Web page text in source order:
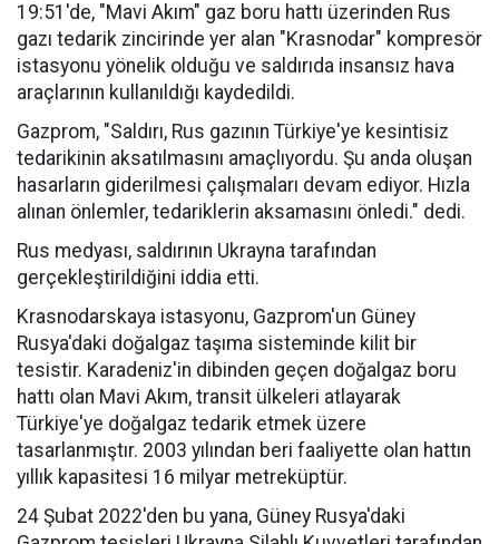
19:51'de, "Mavi Akım" gaz boru hattı üzerinden Rus
gazı tedarik zincirinde yer alan "Krasnodar" kompresör
istasyonu yönelik olduğu ve saldırıda insansız hava
araçlarının kullanıldığı kaydedildi.
Gazprom, "Saldırı, Rus gazının Türkiye'ye kesintisiz
tedarikinin aksatılmasını amaçlıyordu. Şu anda oluşan
hasarların giderilmesi çalışmaları devam ediyor. Hızla
alınan önlemler, tedariklerin aksamasını önledi." dedi.
Rus medyası, saldırının Ukrayna tarafından
gerçekleştirildiğini iddia etti.
Krasnodarskaya istasyonu, Gazprom'un Güney
Rusya'daki doğalgaz taşıma sisteminde kilit bir
tesistir. Karadeniz'in dibinden geçen doğalgaz boru
hattı olan Mavi Akım, transit ülkeleri atlayarak
Türkiye'ye doğalgaz tedarik etmek üzere
tasarlanmıştır. 2003 yılından beri faaliyette olan hattın
yıllık kapasitesi 16 milyar metreküptür.
24 Şubat 2022'den bu yana, Güney Rusya'daki